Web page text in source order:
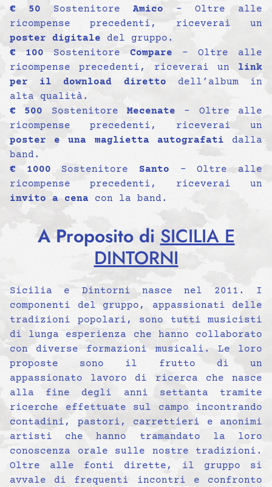
€ 50 Sostenitore Amico – Oltre alle
ricompense precedenti, riceverai un
poster digitale del gruppo.
€ 100 Sostenitore Compare – Oltre alle
ricompense precedenti, riceverai un link
per il download diretto dell’album in
alta qualità.
€ 500 SostenitoreMecenate – Oltre alle
ricompense precedenti, riceverai un
poster e una maglietta autografati dalla
band.
€ 1000 Sostenitore Santo – Oltre alle
ricompense precedenti, riceverai un
invito a cena con la band.
A Proposito di SICILIA E
DINTORNI
Sicilia e Dintorni nasce nel 2011. I
componenti del gruppo, appassionati delle
tradizioni popolari, sono tutti musicisti
di lunga esperienza che hanno collaborato
con diverse formazioni musicali. Le loro
proposte sono il frutto di un
appassionato lavoro di ricerca che nasce
alla fine degli anni settanta tramite
ricerche effettuate sul campo incontrando
contadini, pastori, carrettieri e anonimi
artisti che hanno tramandato la loro
conoscenza orale sulle nostre tradizioni.
Oltre alle fonti dirette, il gruppo si
avvale di frequenti incontri e confronto